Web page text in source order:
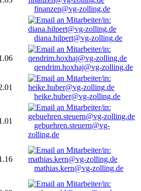
finanzen@vg-zolling.de
diana.hilpert@vg-zolling.de
qendrim.hoxhaj@vg-zolling.de
heike.huber@vg-zolling.de
gebuehren.steuern@vg-
zolling.de
mathias.kern@vg-zolling.de